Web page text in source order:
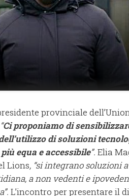
provinciale
Ci proponiamo di
di soluzioni
equa e accessibile”. Elia
Lions, “si integrano soluzioni
a non vedenti e
L’incontro per presentare il